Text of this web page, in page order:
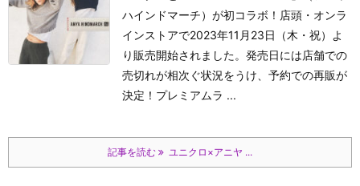
ハインドマーチ）が初コラボ！店頭・オンラ
インストアで2023年11月23日（木・祝）よ
り販売開始されました。発売日には店舗での
売切れが相次ぐ状況をうけ、予約での再販が
決定！プレミアムラ ...
記事を読む ユニクロ×アニヤ ...